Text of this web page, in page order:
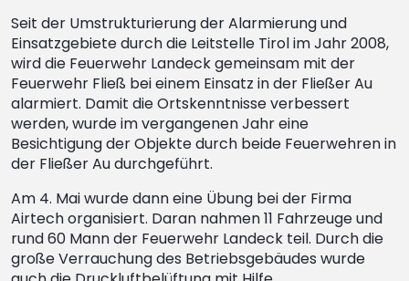
Seit der Umstrukturierung der Alarmierung und
Einsatzgebiete durch die Leitstelle Tirol im Jahr 2008,
wird die Feuerwehr Landeck gemeinsam mit der
Feuerwehr Fließ bei einem Einsatz in der Fließer Au
alarmiert. Damit die Ortskenntnisse verbessert
werden, wurde im vergangenen Jahr eine
Besichtigung der Objekte durch beide Feuerwehren in
der Fließer Au durchgeführt.
Am 4. Mai wurde dann eine Übung bei der Firma
Airtech organisiert. Daran nahmen 11 Fahrzeuge und
rund 60 Mann der Feuerwehr Landeck teil. Durch die
große Verrauchung des Betriebsgebäudes wurde